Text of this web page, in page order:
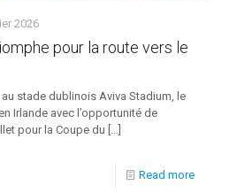
2026
pour la route vers le
stade dublinois Aviva Stadium, le
Irlande avec l’opportunité de
pour la Coupe du […]
Read more